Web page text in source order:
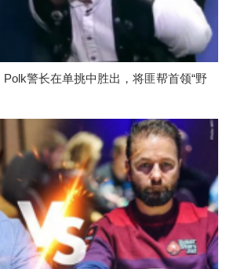
Polk警长在单挑中胜出，将匪帮首领“野